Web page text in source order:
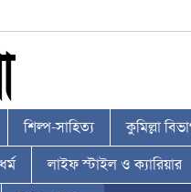
শিল্প-সাহিত্য কুমিল্লা
ধর্ম লাইফ স্টাইল ও ক্যারিয়ার